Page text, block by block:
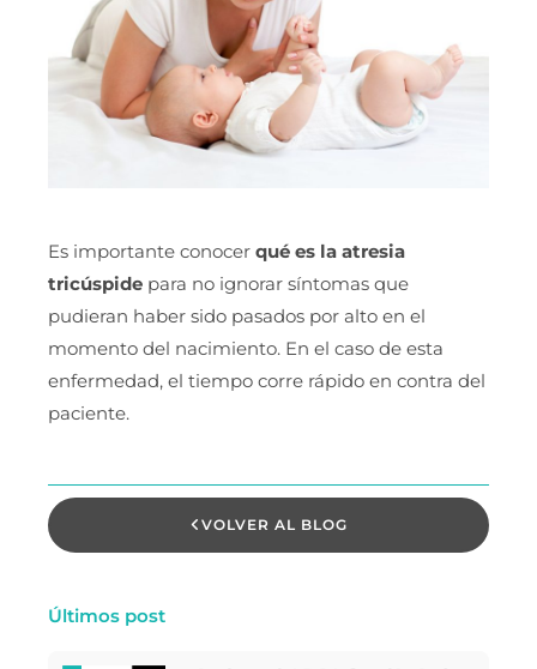
Es importante conocer qué es la atresia
tricúspide para no ignorar síntomas que
pudieran haber sido pasados por alto en el
momento del nacimiento. En el caso de esta
enfermedad, el tiempo corre rápido en contra del
paciente.
VOLVER AL BLOG
Últimos post